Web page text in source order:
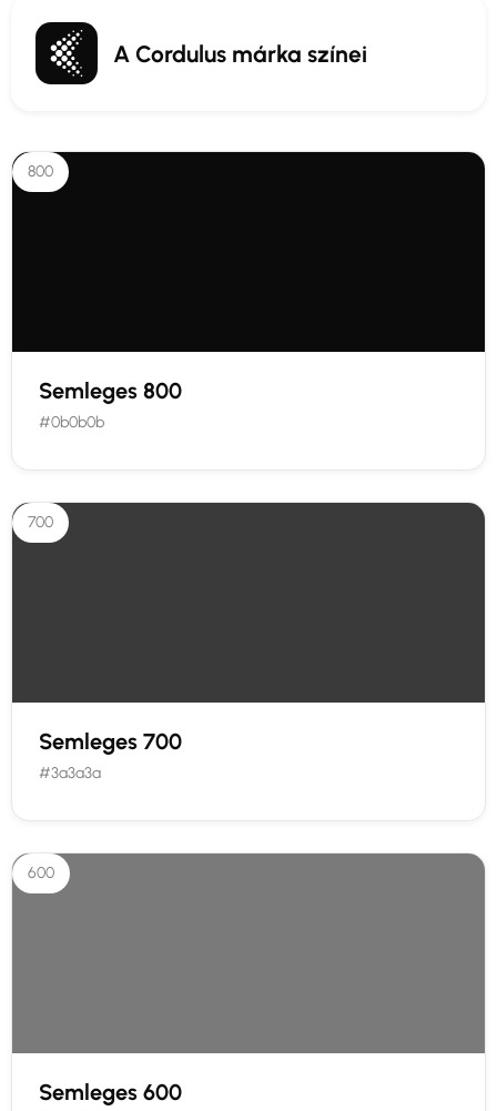
A Cordulus márka színei
800
Semleges 800
#0b0b0b
700
Semleges 700
#3a3a3a
600
Semleges 600